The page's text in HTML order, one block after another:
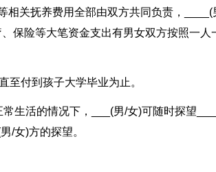
相关抚养费用全部由双方共同负责，
保险等大笔资金支出有男女双方按照一
至付到孩子大学毕业为止。
生活的情况下，___(男/女)可随时探望
/女)方的探望。